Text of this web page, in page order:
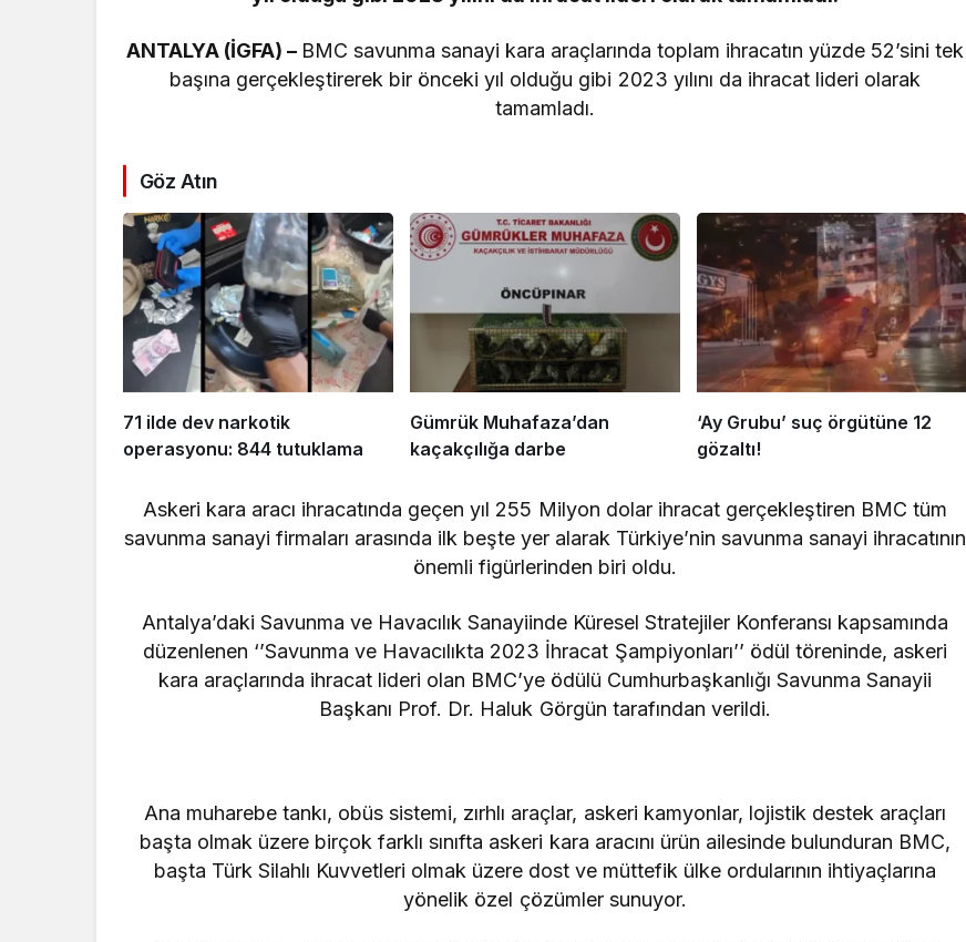
ANTALYA (İGFA) – BMC savunma sanayi kara araçlarında toplam ihracatın yüzde 52’sini tek
başına gerçekleştirerek bir önceki yıl olduğu gibi 2023 yılını da ihracat lideri olarak
tamamladı.
Göz Atın
71 ilde dev narkotik
operasyonu: 844 tutuklama
Gümrük Muhafaza’dan
kaçakçılığa darbe
‘Ay Grubu’ suç örgütüne 12
gözaltı!
Askeri kara aracı ihracatında geçen yıl 255 Milyon dolar ihracat gerçekleştiren BMC tüm
savunma sanayi firmaları arasında ilk beşte yer alarak Türkiye’nin savunma sanayi ihracatının
önemli figürlerinden biri oldu.
Antalya’daki Savunma ve Havacılık Sanayiinde Küresel Stratejiler Konferansı kapsamında
düzenlenen ‘’Savunma ve Havacılıkta 2023 İhracat Şampiyonları’’ ödül töreninde, askeri
kara araçlarında ihracat lideri olan BMC’ye ödülü Cumhurbaşkanlığı Savunma Sanayii
Başkanı Prof. Dr. Haluk Görgün tarafından verildi.
Ana muharebe tankı, obüs sistemi, zırhlı araçlar, askeri kamyonlar, lojistik destek araçları
başta olmak üzere birçok farklı sınıfta askeri kara aracını ürün ailesinde bulunduran BMC,
başta Türk Silahlı Kuvvetleri olmak üzere dost ve müttefik ülke ordularının ihtiyaçlarına
yönelik özel çözümler sunuyor.